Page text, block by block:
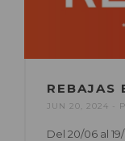
REBAJAS
JUN 20, 2024
Del 20/06 al